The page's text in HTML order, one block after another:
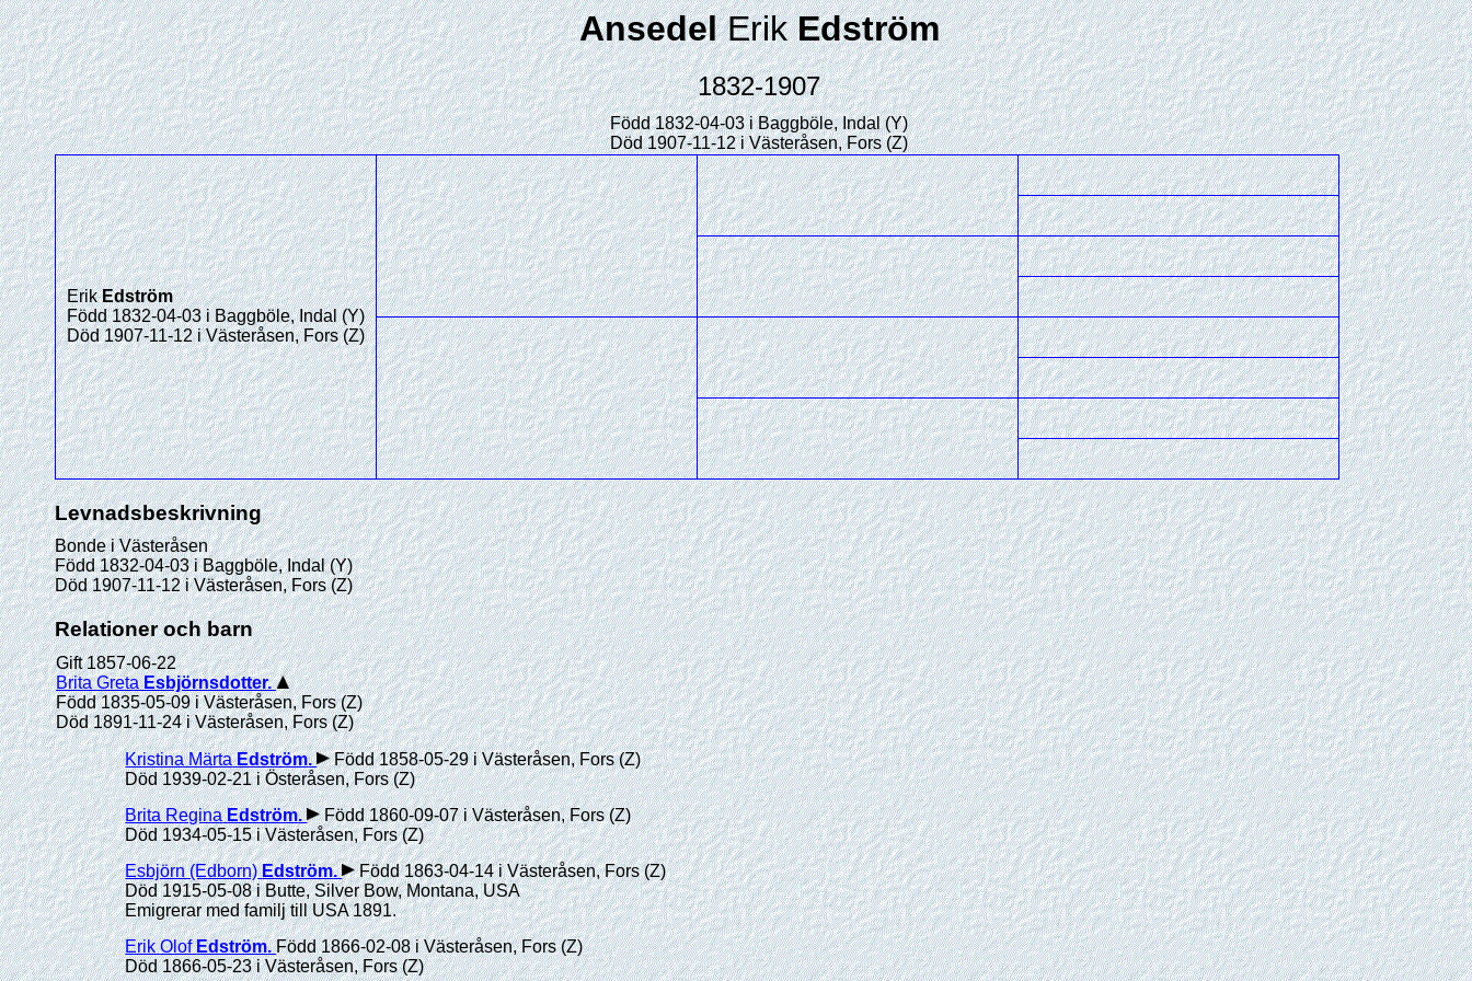
AnsedelErik Edström
1832-1907
Född 1832-04-03 i Baggböle, Indal (Y)
Död 1907-11-12 i Västeråsen, Fors (Z)
Erik Edström
Född 1832-04-03 i Baggböle, Indal (Y)
Död 1907-11-12 i Västeråsen, Fors (Z)
Levnadsbeskrivning
Bonde i Västeråsen
Född 1832-04-03 i Baggböle, Indal (Y)
Död 1907-11-12 i Västeråsen, Fors (Z)
Relationer och barn
Gift 1857-06-22
Brita Greta Esbjörnsdotter.
Född 1835-05-09 i Västeråsen, Fors (Z)
Död 1891-11-24 i Västeråsen, Fors (Z)
Kristina Märta Edström.
Född 1858-05-29 i Västeråsen, Fors (Z)
Död 1939-02-21 i Österåsen, Fors (Z)
Brita Regina Edström.
Född 1860-09-07 i Västeråsen, Fors (Z)
Död 1934-05-15 i Västeråsen, Fors (Z)
Esbjörn (Edborn) Edström.
Född 1863-04-14 i Västeråsen, Fors (Z)
Död 1915-05-08 i Butte, Silver Bow, Montana, USA
Emigrerar med familj till USA 1891.
Erik Olof Edström.Född 1866-02-08 i Västeråsen, Fors (Z)
Död 1866-05-23 i Västeråsen, Fors (Z)